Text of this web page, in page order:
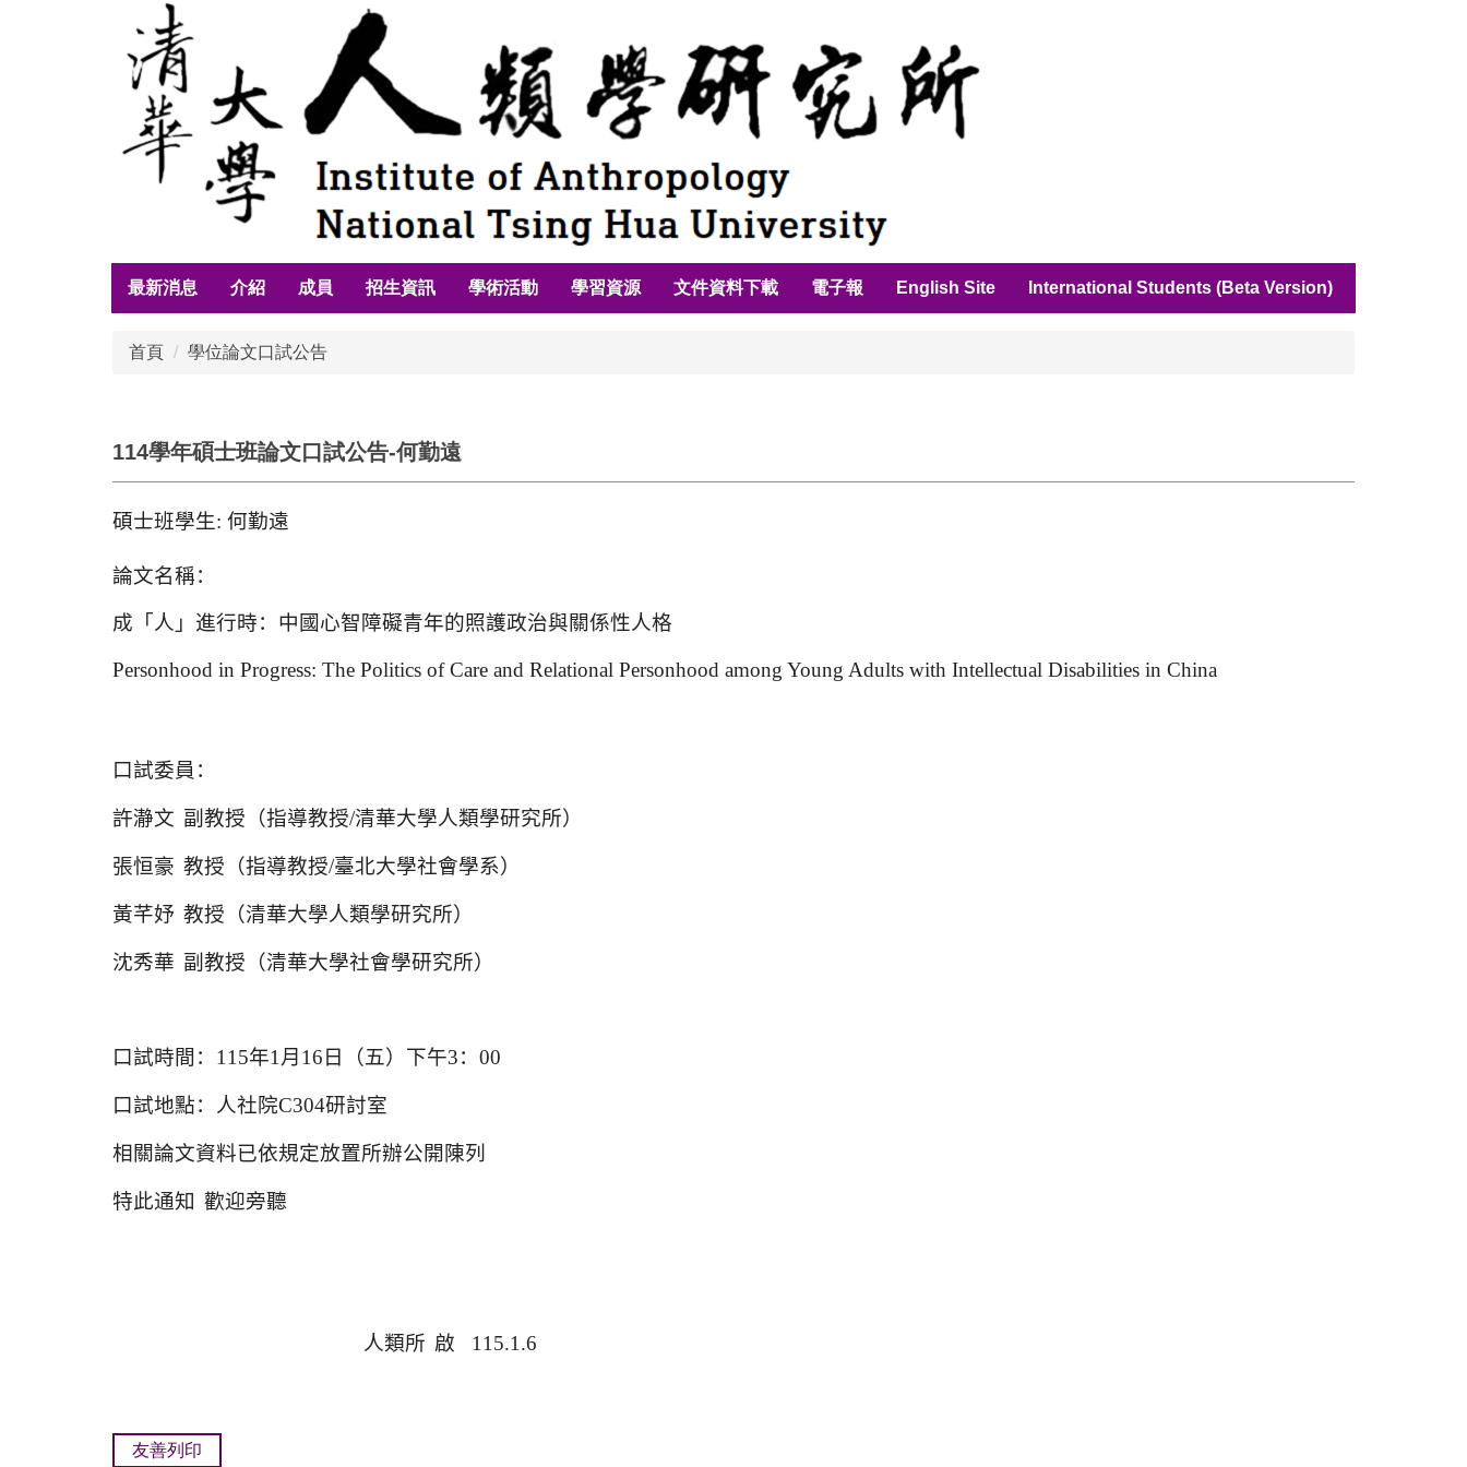
最新消息 介紹 成員 招生資訊 學術活動 學習資源 文件資料下載 電子報 English Site International Students (Beta Version)
首頁 學位論文口試公告
114學年碩士班論文口試公告-何勤遠
碩士班學生: 何勤遠
論文名稱：
成「人」進行時：中國心智障礙青年的照護政治與關係性人格
Personhood in Progress: The Politics of Care and Relational Personhood among Young Adults with Intellectual Disabilities in China
口試委員：
許瀞文 副教授（指導教授/清華大學人類學研究所）
張恒豪 教授（指導教授/臺北大學社會學系）
黃芊妤 教授（清華大學人類學研究所）
沈秀華 副教授（清華大學社會學研究所）
口試時間： 115年1 月 16 日（五）下午3： 00
口試地點：人社院C304研討室
相關論文資料已依規定放置所辦公開陳列
特此通知 歡迎旁聽
人類所 啟 115.1.6
友善列印